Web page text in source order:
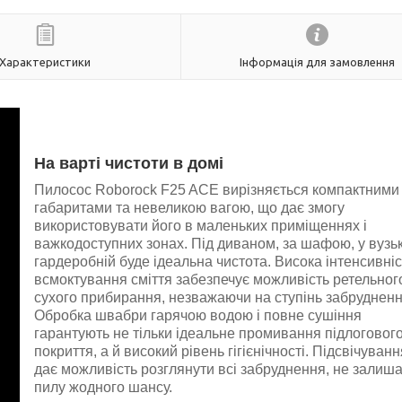
Характеристики Інформація для замовлення
На варті чистоти в домі
Пилосос Roborock F25 ACE вирізняється компактними
габаритами та невеликою вагою, що дає змогу
використовувати його в маленьких приміщеннях і
важкодоступних зонах. Під диваном, за шафою, у
гардеробній буде ідеальна чистота. Висока
всмоктування сміття забезпечує можливість
сухого прибирання, незважаючи на ступінь
Обробка швабри гарячою водою і повне сушіння
гарантують не тільки ідеальне промивання
покриття, а й високий рівень гігієнічності.
дає можливість розглянути всі забруднення, не
пилу жодного шансу.